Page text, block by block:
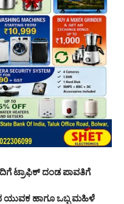
ಟ್ರಾಫಿಕ್ ದಂಡ ಪಾವತಿಗೆ
ಯುವಕ ಹಾಗೂ ಒಬ್ಬ ಮಹಿಳೆ